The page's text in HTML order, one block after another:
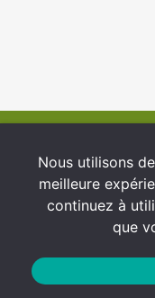
Nous utilisons
meilleure
continuez à
que